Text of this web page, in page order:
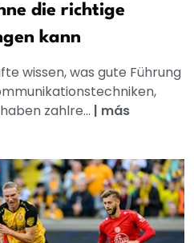
die richtige
kann
wissen, was gute Führung
zahlre... | más